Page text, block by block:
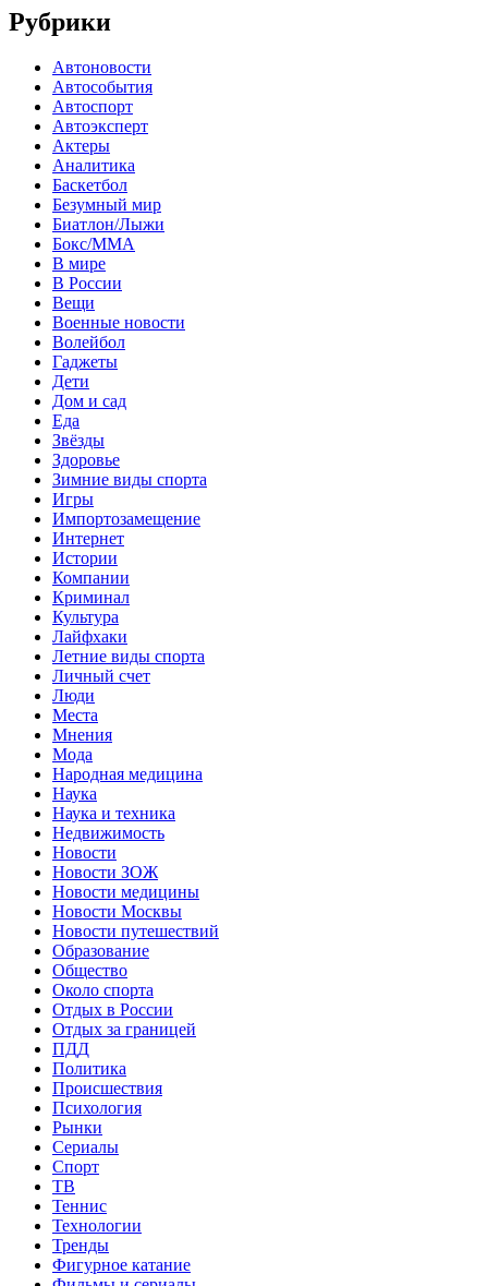
Рубрики
Автоновости
Автособытия
Автоспорт
Автоэксперт
Актеры
Аналитика
Баскетбол
Безумный мир
Биатлон/Лыжи
Бокс/MMA
В мире
В России
Вещи
Военные новости
Волейбол
Гаджеты
Дети
Дом и сад
Еда
Звёзды
Здоровье
Зимние виды спорта
Игры
Импортозамещение
Интернет
Истории
Компании
Криминал
Культура
Лайфхаки
Летние виды спорта
Личный счет
Люди
Места
Мнения
Мода
Народная медицина
Наука
Наука и техника
Недвижимость
Новости
Новости ЗОЖ
Новости медицины
Новости Москвы
Новости путешествий
Образование
Общество
Около спорта
Отдых в России
Отдых за границей
ПДД
Политика
Происшествия
Психология
Рынки
Сериалы
Спорт
ТВ
Теннис
Технологии
Тренды
Фигурное катание